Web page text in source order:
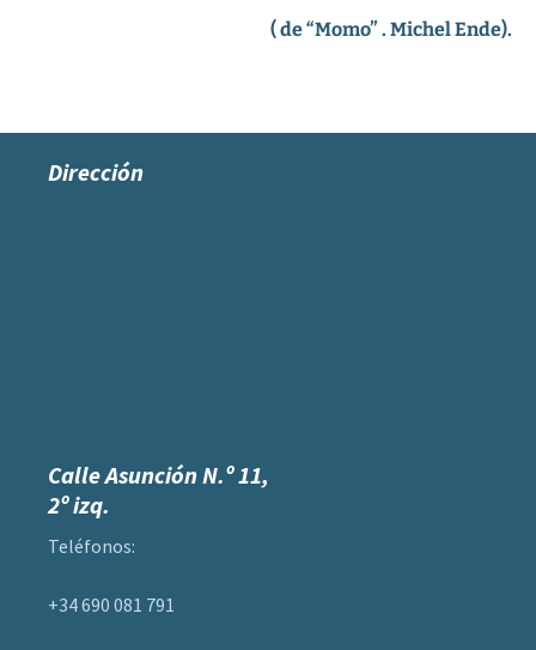
( de “Momo” . Michel Ende).
Dirección
Calle Asunción N.º 11,
2º izq.
Teléfonos:
+34 690 081 791